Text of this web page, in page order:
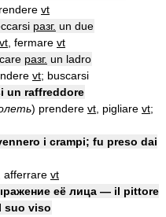
vt
разг. un due
vt , fermare vt
разг. un ladro
vt; buscarsi
un raffreddore
) prendere vt , pigliare vt;
i crampi; fu preso dai
, afferrare vt
её лица — il pittore
suo viso